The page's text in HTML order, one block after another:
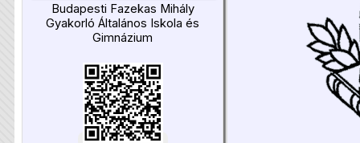
Budapesti Fazekas Mihály
Gyakorló Általános Iskola és
Gimnázium